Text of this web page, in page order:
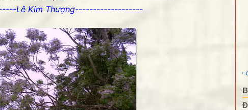
Lê Kim Thượng-------------------
Thân ái chào các bạn đến với